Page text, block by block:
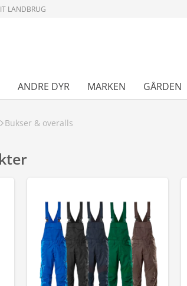
LANDBRUG
ANDRE DYR MARKEN GÅRDEN
Bukser & overalls